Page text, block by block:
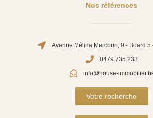
Nos références
Avenue Mélina Mercouri, 9 - Board 5
0479.735.233
info@house-
Votre recherche